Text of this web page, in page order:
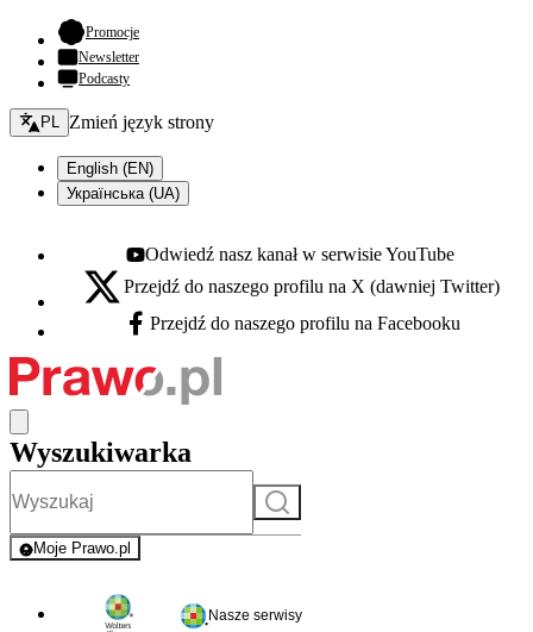
Promocje- otwiera się w nowej karcie
Newsletter
Podcasty
Zmień język - bieżący:
PL Zmień język strony
English (EN)
Українська (UA)
Youtube - otwiera się w nowej karcie
Odwiedź nasz kanał w serwisie YouTube
X - otwiera się w nowej karcie
Przejdź do naszego profilu na X (dawniej Twitter)
Facebook - otwiera się w nowej karcie
Przejdź do naszego profilu na Facebooku
Wyszukiwarka
Szukaj
Moje Prawo.pl
- rejestracja i logowanie do serwisu
Nasze serwisy